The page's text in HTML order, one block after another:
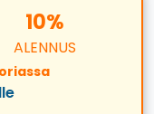
10%
ALENNUS